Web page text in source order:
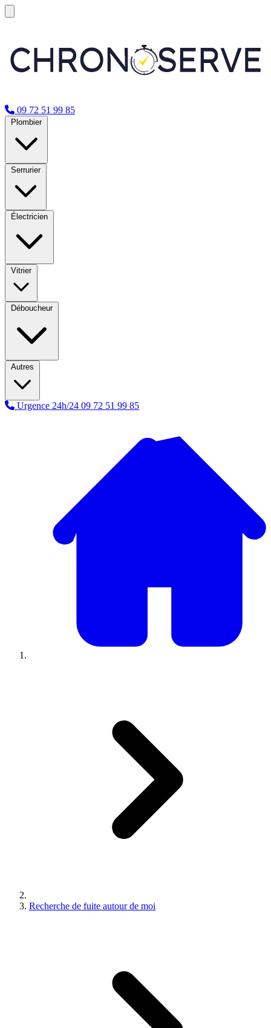
09 72 51 99 85
Plombier
Serrurier
Électricien
Vitrier
Déboucheur
Autres
Urgence 24h/24 09 72 51 99 85
Recherche de fuite autour de moi